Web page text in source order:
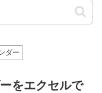
ダー
をエクセルで